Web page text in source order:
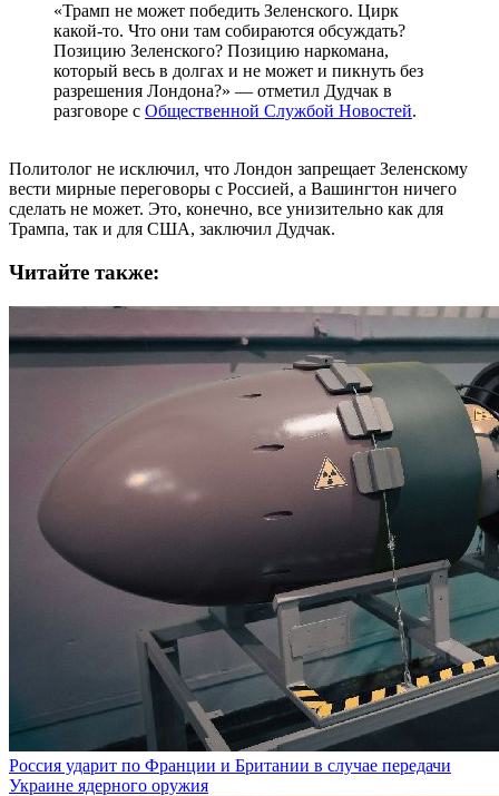
«Трамп не может победить Зеленского. Цирк
какой-то. Что они там собираются обсуждать?
Позицию Зеленского? Позицию наркомана,
который весь в долгах и не может и пикнуть без
разрешения Лондона?» — отметил Дудчак в
разговоре с Общественной Службой Новостей.
Политолог не исключил, что Лондон запрещает Зеленскому
вести мирные переговоры с Россией, а Вашингтон ничего
сделать не может. Это, конечно, все унизительно как для
Трампа, так и для США, заключил Дудчак.
Читайте также:
Россия ударит по Франции и Британии в случае передачи
Украине ядерного оружия